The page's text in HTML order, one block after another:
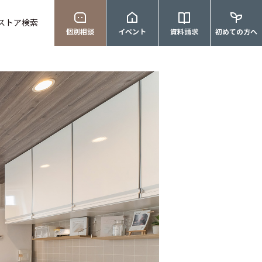
トア検索
個別相談 イベント 資料請求 初めての方へ